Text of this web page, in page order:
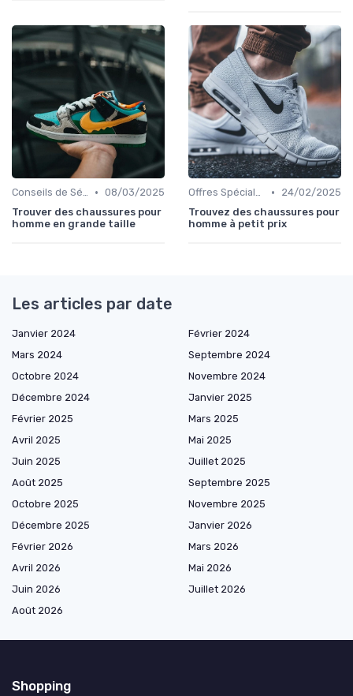
Conseils de Sélection • 08/03/2025
Trouver des chaussures pour
homme en grande taille
Offres Spéciales et Promotions •
24/02/2025
Trouvez des chaussures pour
homme à petit prix
Les articles par date
Janvier 2024
Février 2024
Mars 2024
Septembre 2024
Octobre 2024
Novembre 2024
Décembre 2024
Janvier 2025
Février 2025
Mars 2025
Avril 2025
Mai 2025
Juin 2025
Juillet 2025
Août 2025
Septembre 2025
Octobre 2025
Novembre 2025
Décembre 2025
Janvier 2026
Février 2026
Mars 2026
Avril 2026
Mai 2026
Juin 2026
Juillet 2026
Août 2026
Shopping